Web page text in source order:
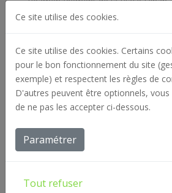
Un nouveau visage pour le quartier
Travaux d’aménagement du Parc de
Promenade de Toulhars à Larmor
Un Menhir d’or pour saluer
Paysages
Un nouveau ponton au bord du
Commentaires récents
Archives
Ce site utilise des cookies.
Ce site utilise des cookies. Certains
pour le bon fonctionnement du site
exemple) et respectent les règles de
D'autres peuvent être optionnels,
de ne pas les accepter ci-dessous.
Paramétrer
Tout refuser